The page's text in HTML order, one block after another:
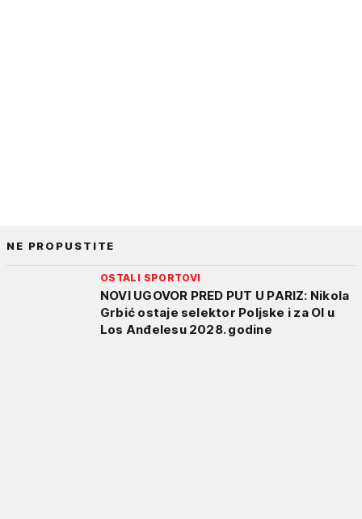
NE PROPUSTITE
OSTALI SPORTOVI
NOVI UGOVOR PRED PUT U PARIZ: Nikola
Grbić ostaje selektor Poljske i za OI u
Los Anđelesu 2028. godine